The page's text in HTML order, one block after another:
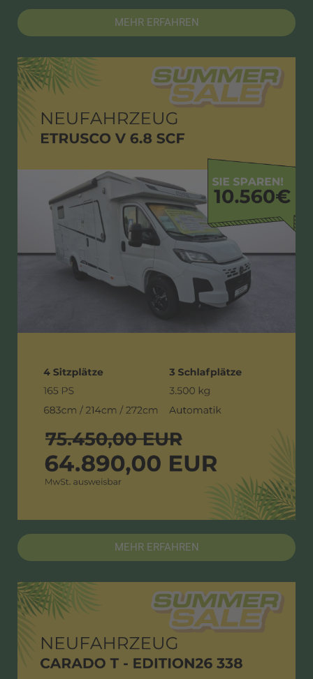
MEHR ERFAHREN
MEHR ERFAHREN